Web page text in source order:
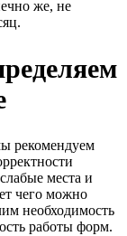
же, не
рекомендуем
места и
чего можно
необходимость
работы форм.